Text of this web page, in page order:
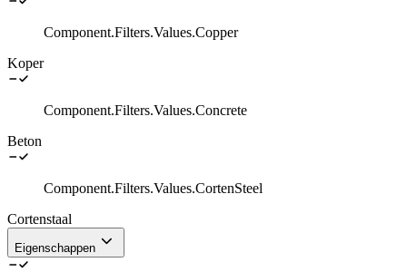
Component.Filters.Values.Copper
Koper
Component.Filters.Values.Concrete
Beton
Component.Filters.Values.CortenSteel
Cortenstaal
Eigenschappen